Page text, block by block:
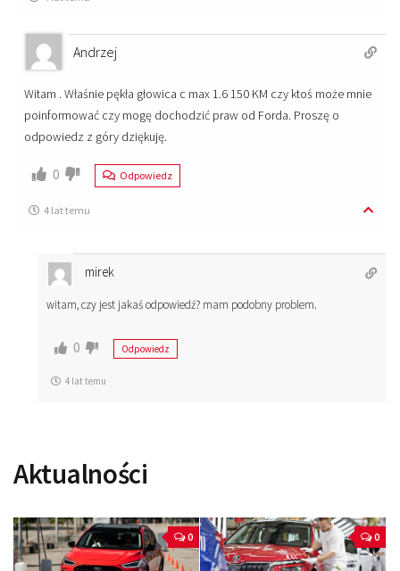
Andrzej
Witam . Właśnie pękła głowica c max 1.6 150 KM czy ktoś może mnie
poinformować czy mogę dochodzić praw od Forda. Proszę o
odpowiedz z góry dziękuję.
0 Odpowiedz
4 lat temu
mirek
witam, czy jest jakaś odpowiedź? mam podobny problem.
0 Odpowiedz
4 lat temu
Aktualności
0 0